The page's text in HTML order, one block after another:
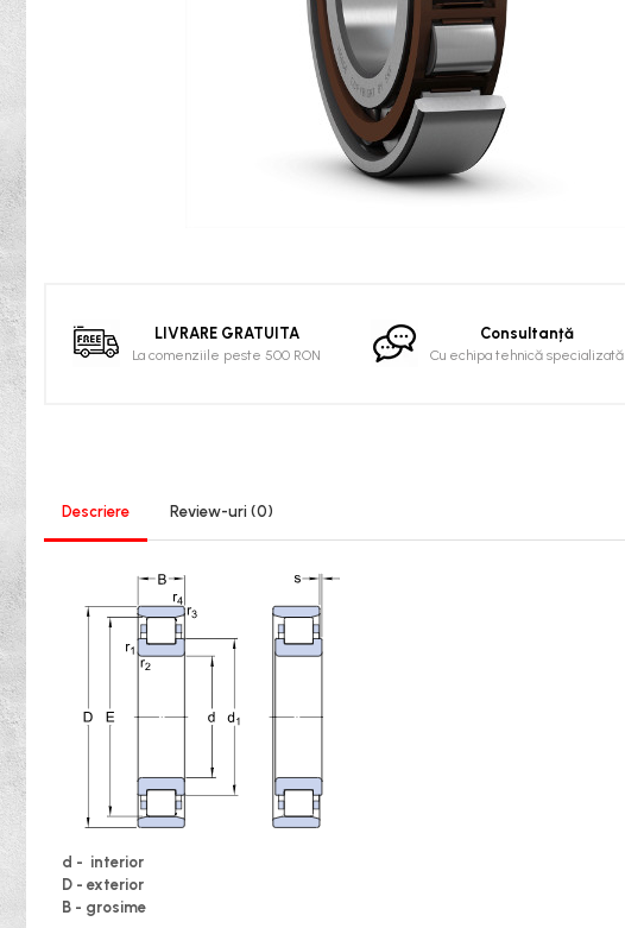
13x
20x
32x
SPA
SPB
Curele Dintate
AVX
XPA
XPB
XPZ
Chei
Chei Cu Clichet
Chei Dinamometrice
Chei Fixe/Combinate
Chei Pentru Filtre
Chei Reglabile
Extractoare/Inductoare
Tubulare
Abrazive
Benzi
LIVRARE GRATUITA
La comenziile peste 500 RON
Consultanță
Cu echipa tehnică specializată
Descriere Review-uri (0)
d - interior
D - exterior
B - grosime